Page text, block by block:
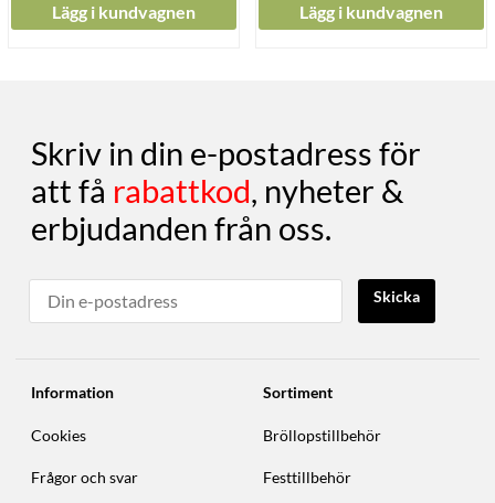
Lägg i kundvagnen Lägg i kundvagnen
Skriv in din e-postadress för
att få rabattkod, nyheter &
erbjudanden från oss.
Skicka
Information
Cookies
Frågor och svar
Sortiment
Bröllopstillbehör
Festtillbehör